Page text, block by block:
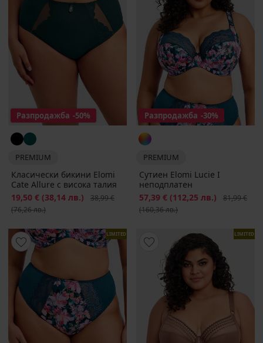
Разпродажба -50%
PREMIUM
Класически бикини Elomi
Cate Allure с висока талия
Намаление
19,50 € (38,14 лв.) Първоначална цена
38,99 €
(76,26 лв.)
Разпродажба -30%
PREMIUM
Сутиен Elomi Lucie I
неподплатен
Намаление
57,39 € (112,25 лв.)
81,99 €
(160,36 лв.)
LIMITED LIMITED